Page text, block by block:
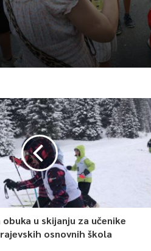
u skijanju za učenike
osnovnih škola